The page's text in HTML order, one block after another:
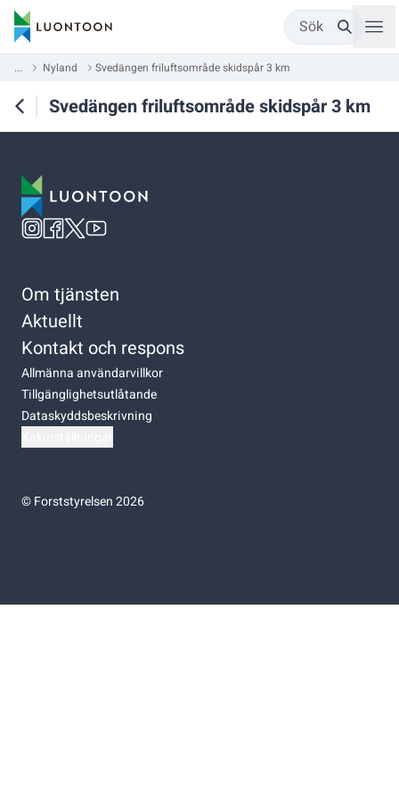
Sök
... Nyland Svedängen friluftsområde skidspår 3 km
Svedängen friluftsområde skidspår 3 km
Om tjänsten
Aktuellt
Kontakt och respons
Allmänna användarvillkor
Tillgänglighetsutlåtande
Dataskyddsbeskrivning
©Forststyrelsen 2026